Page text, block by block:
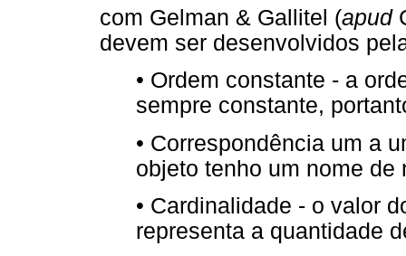
com Gelman & Gallitel (apud
devem ser desenvolvidos
• Ordem constante - a
sempre constante,
• Correspondência um a
objeto tenho um nome de
• Cardinalidade - o valor
representa a quantidade